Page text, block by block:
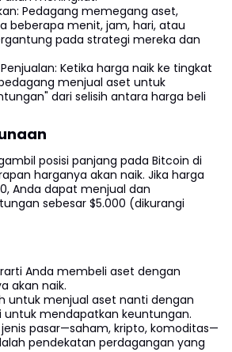
Pedagang memegang aset,
beberapa menit, jam, hari, atau
pada strategi mereka dan
Ketika harga naik ke tingkat
menjual aset untuk
dari selisih antara harga beli
posisi panjang pada Bitcoin di
harganya akan naik. Jika harga
Anda dapat menjual dan
sebesar $5.000 (dikurangi
Anda membeli aset dengan
akan naik.
untuk menjual aset nanti dengan
untuk mendapatkan keuntungan.
pasar—saham, kripto, komoditas—
pendekatan perdagangan yang